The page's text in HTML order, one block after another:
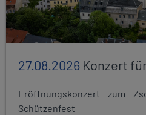
27.08.2026 Konzert
Eröffnungskonzert zum
Schützenfest